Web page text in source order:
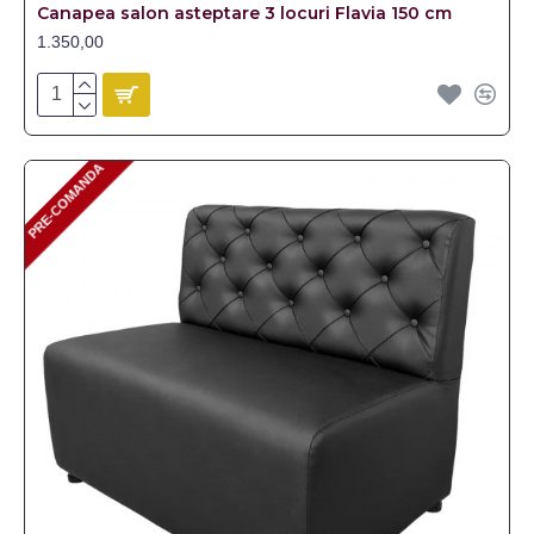
Canapea salon asteptare 3 locuri Flavia 150 cm
1.350,00
PRE-COMANDA
PRE-COMANDA